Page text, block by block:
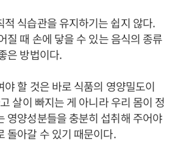
식습관을 유지하기는 쉽지 않다.
질 때 손에 닿을 수 있는 음식의 종류
은 방법이다.
야 할 것은 바로 식품의 영양밀도이
살이 빠지는 게 아니라 우리 몸이 정
영양성분들을 충분히 섭취해 주어야
돌아갈 수 있기 때문이다.